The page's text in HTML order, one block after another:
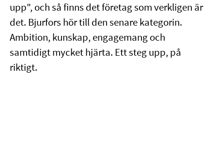
upp", och så finns det företag som verkligen är
det. Bjurfors hör till den senare kategorin.
Ambition, kunskap, engagemang och
samtidigt mycket hjärta. Ett steg upp, på
riktigt.